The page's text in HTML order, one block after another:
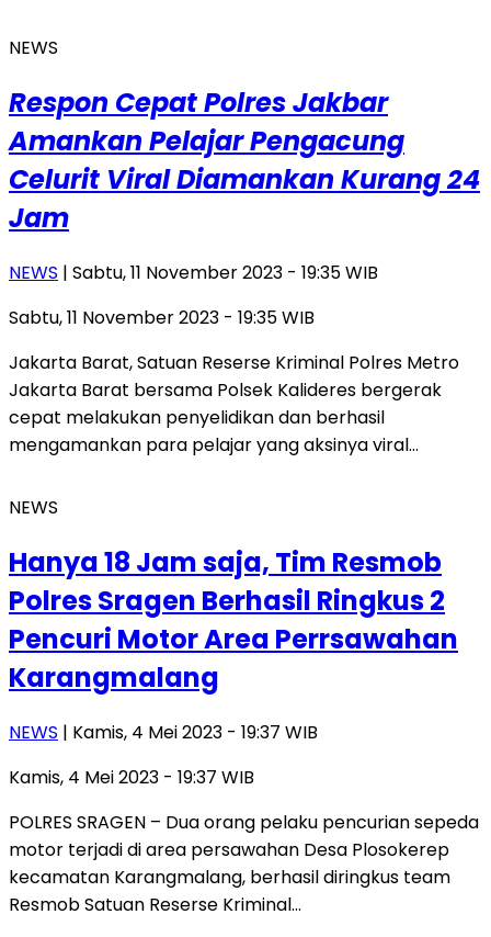
NEWS
Respon Cepat Polres Jakbar
Amankan Pelajar Pengacung
Celurit Viral Diamankan Kurang 24
Jam
NEWS | Sabtu, 11 November 2023 - 19:35 WIB
Sabtu, 11 November 2023 - 19:35 WIB
Jakarta Barat, Satuan Reserse Kriminal Polres Metro
Jakarta Barat bersama Polsek Kalideres bergerak
cepat melakukan penyelidikan dan berhasil
mengamankan para pelajar yang aksinya viral…
NEWS
Hanya 18 Jam saja, Tim Resmob
Polres Sragen Berhasil Ringkus 2
Pencuri Motor Area Perrsawahan
Karangmalang
NEWS | Kamis, 4 Mei 2023 - 19:37 WIB
Kamis, 4 Mei 2023 - 19:37 WIB
POLRES SRAGEN – Dua orang pelaku pencurian sepeda
motor terjadi di area persawahan Desa Plosokerep
kecamatan Karangmalang, berhasil diringkus team
Resmob Satuan Reserse Kriminal…